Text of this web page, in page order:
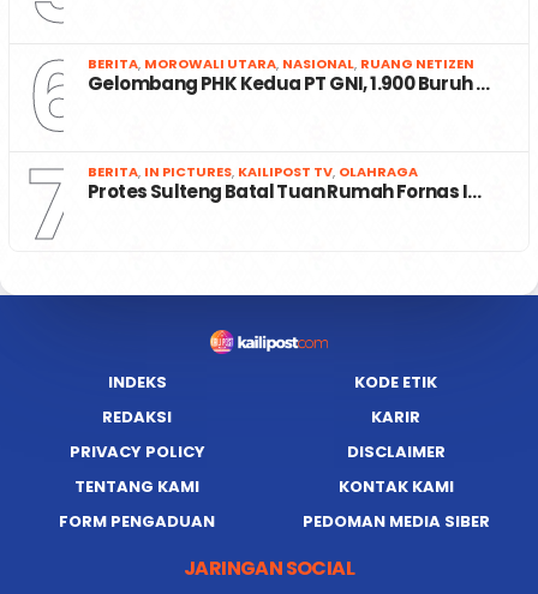
6 BERITA, MOROWALI UTARA, NASIONAL, RUANG NETIZEN
Gelombang PHK Kedua PT GNI, 1.900 Buruh …
7 BERITA, IN PICTURES, KAILIPOST TV, OLAHRAGA
Protes Sulteng Batal Tuan Rumah Fornas I…
INDEKS
KODE ETIK
REDAKSI
KARIR
PRIVACY POLICY
DISCLAIMER
TENTANG KAMI
KONTAK KAMI
FORM PENGADUAN
PEDOMAN MEDIA SIBER
JARINGAN SOCIAL